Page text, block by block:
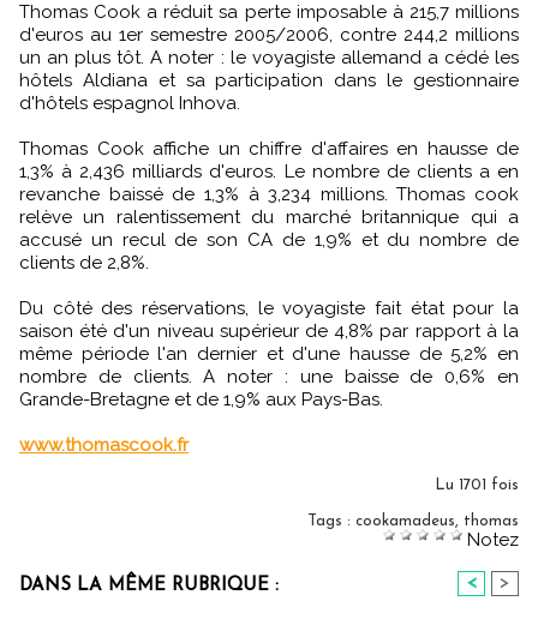
Thomas Cook a réduit sa perte imposable à 215,7 millions
d'euros au 1er semestre 2005/2006, contre 244,2 millions
un an plus tôt. A noter : le voyagiste allemand a cédé les
hôtels Aldiana et sa participation dans le gestionnaire
d'hôtels espagnol Inhova.
Thomas Cook affiche un chiffre d'affaires en hausse de
1,3% à 2,436 milliards d'euros. Le nombre de clients a en
revanche baissé de 1,3% à 3,234 millions. Thomas cook
relève un ralentissement du marché britannique qui a
accusé un recul de son CA de 1,9% et du nombre de
clients de 2,8%.
Du côté des réservations, le voyagiste fait état pour la
saison été d'un niveau supérieur de 4,8% par rapport à la
même période l'an dernier et d'une hausse de 5,2% en
nombre de clients. A noter : une baisse de 0,6% en
Grande-Bretagne et de 1,9% aux Pays-Bas.
www.thomascook.fr
Lu 1701 fois
Tags : cookamadeus, thomas
Notez
DANS LA MÊME RUBRIQUE : < >